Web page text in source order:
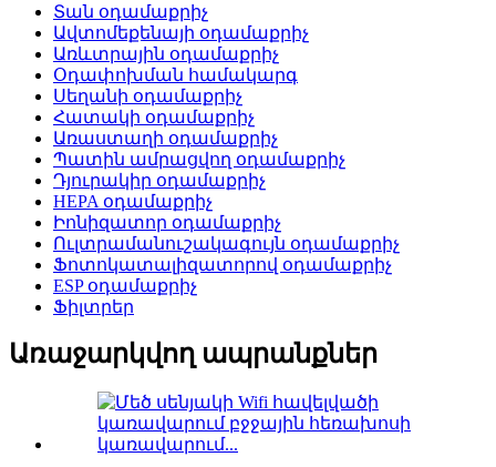
Տան օդամաքրիչ
Ավտոմեքենայի օդամաքրիչ
Առևտրային օդամաքրիչ
Օդափոխման համակարգ
Սեղանի օդամաքրիչ
Հատակի օդամաքրիչ
Առաստաղի օդամաքրիչ
Պատին ամրացվող օդամաքրիչ
Դյուրակիր օդամաքրիչ
HEPA օդամաքրիչ
Իոնիզատոր օդամաքրիչ
Ուլտրամանուշակագույն օդամաքրիչ
Ֆոտոկատալիզատորով օդամաքրիչ
ESP օդամաքրիչ
Ֆիլտրեր
Առաջարկվող ապրանքներ